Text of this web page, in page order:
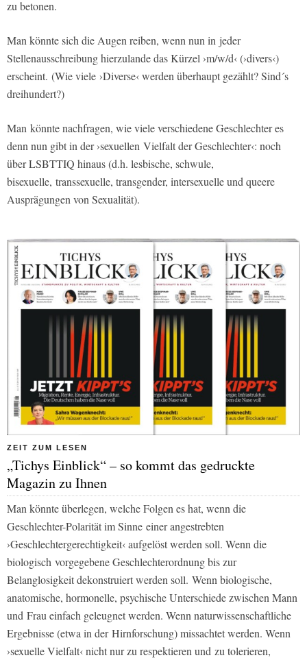
zu betonen.
Man könnte sich die Augen reiben, wenn nun in jeder
Stellenausschreibung hierzulande das Kürzel ›m/w/d‹ (›divers‹)
erscheint. (Wie viele ›Diverse‹ werden überhaupt gezählt? Sind´s
dreihundert?)
Man könnte nachfragen, wie viele verschiedene Geschlechter es
denn nun gibt in der ›sexuellen Vielfalt der Geschlechter‹: noch
über LSBTTIQ hinaus (d.h. lesbische, schwule,
bisexuelle, transsexuelle, transgender, intersexuelle und queere
Ausprägungen von Sexualität).
ZEIT ZUM LESEN
„Tichys Einblick“ – so kommt das gedruckte
Magazin zu Ihnen
Man könnte überlegen, welche Folgen es hat, wenn die
Geschlechter-Polarität im Sinne einer angestrebten
›Geschlechtergerechtigkeit‹ aufgelöst werden soll. Wenn die
biologisch vorgegebene Geschlechterordnung bis zur
Belanglosigkeit dekonstruiert werden soll. Wenn biologische,
anatomische, hormonelle, psychische Unterschiede zwischen Mann
und Frau einfach geleugnet werden. Wenn naturwissenschaftliche
Ergebnisse (etwa in der Hirnforschung) missachtet werden. Wenn
›sexuelle Vielfalt‹ nicht nur zu respektieren und zu tolerieren,